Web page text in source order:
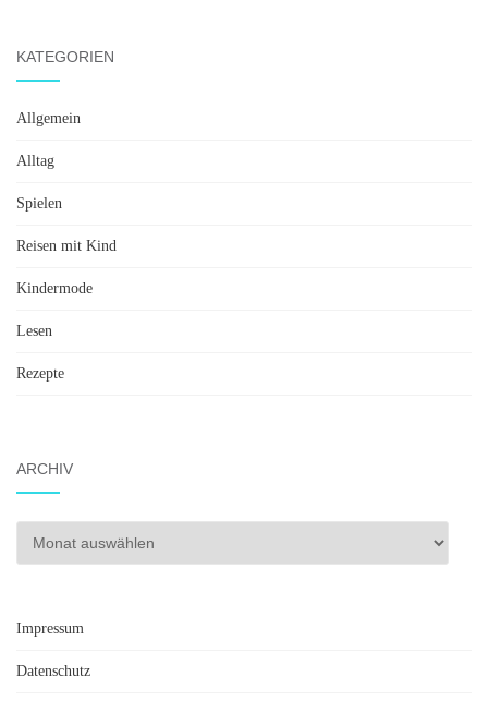
KATEGORIEN
Allgemein
Alltag
Spielen
Reisen mit Kind
Kindermode
Lesen
Rezepte
ARCHIV
Archiv
Impressum
Datenschutz